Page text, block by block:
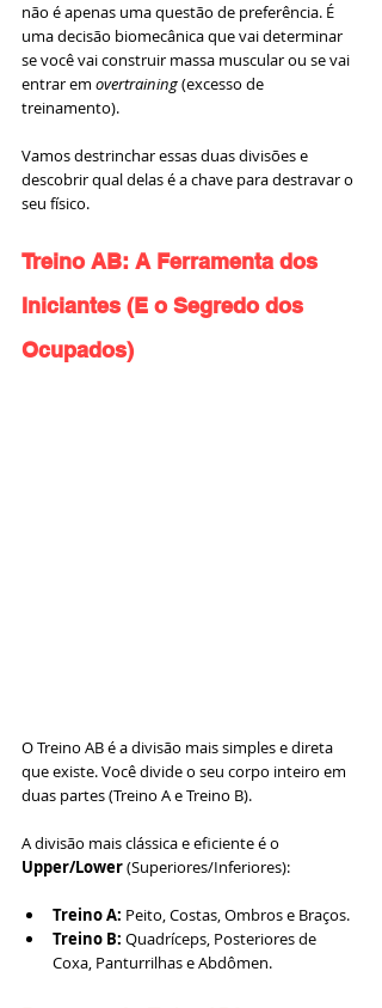
não é apenas uma questão de preferência. É
uma decisão biomecânica que vai determinar
se você vai construir massa muscular ou se vai
entrar em overtraining (excesso de
treinamento).
Vamos destrinchar essas duas divisões e
descobrir qual delas é a chave para destravar o
seu físico.
Treino AB: A Ferramenta dos
Iniciantes (E o Segredo dos
Ocupados)
O Treino AB é a divisão mais simples e direta
que existe. Você divide o seu corpo inteiro em
duas partes (Treino A e Treino B).
A divisão mais clássica e eficiente é o
Upper/Lower (Superiores/Inferiores):
Treino A: Peito, Costas, Ombros e Braços.
Treino B: Quadríceps, Posteriores de
Coxa, Panturrilhas e Abdômen.